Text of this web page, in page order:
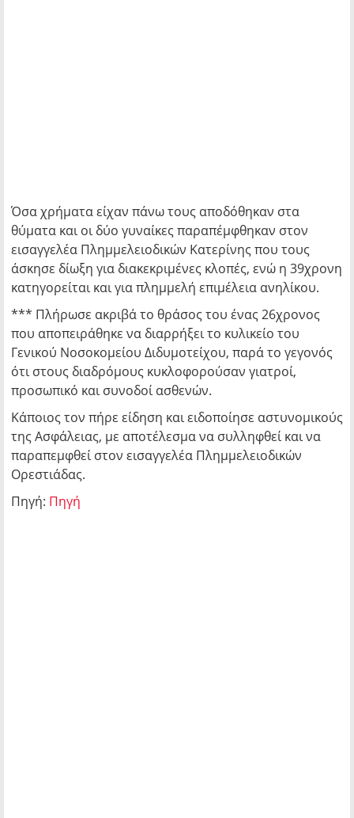
Όσα χρήματα είχαν πάνω τους αποδόθηκαν στα
θύματα και οι δύο γυναίκες παραπέμφθηκαν στον
εισαγγελέα Πλημμελειοδικών Κατερίνης που τους
άσκησε δίωξη για διακεκριμένες κλοπές, ενώ η 39χρονη
κατηγορείται και για πλημμελή επιμέλεια ανηλίκου.
*** Πλήρωσε ακριβά το θράσος του ένας 26χρονος
που αποπειράθηκε να διαρρήξει το κυλικείο του
Γενικού Νοσοκομείου Διδυμοτείχου, παρά το γεγονός
ότι στους διαδρόμους κυκλοφορούσαν γιατροί,
προσωπικό και συνοδοί ασθενών.
Κάποιος τον πήρε είδηση και ειδοποίησε αστυνομικούς
της Ασφάλειας, με αποτέλεσμα να συλληφθεί και να
παραπεμφθεί στον εισαγγελέα Πλημμελειοδικών
Ορεστιάδας.
Πηγή: Πηγή